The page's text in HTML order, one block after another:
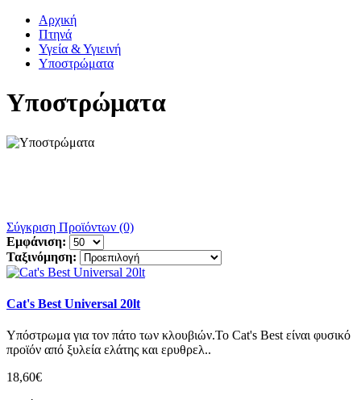
Αρχική
Πτηνά
Υγεία & Υγιεινή
Υποστρώματα
Υποστρώματα
Σύγκριση Προϊόντων (0)
Εμφάνιση:
Ταξινόμηση:
Cat's Best Universal 20lt
Υπόστρωμα για τον πάτο των κλουβιών.Το Cat's Best είναι φυσικό
προϊόν από ξυλεία ελάτης και ερυθρελ..
18,60€